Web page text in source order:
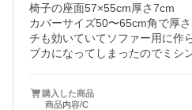
椅子の座面57×55cm厚さ7cm
カバーサイズ50〜65cm角で厚
チも効いていてソファー用に作
ブカになってしまったのでミシ
購入した商品
商品内容/C